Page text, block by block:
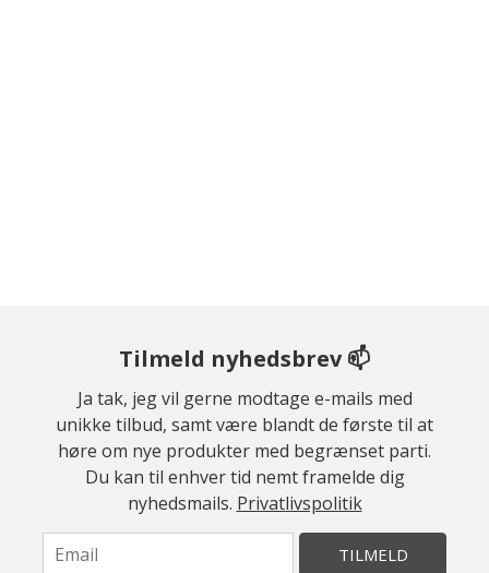
Tilmeld nyhedsbrev 📫
Ja tak, jeg vil gerne modtage e-mails med
unikke tilbud, samt være blandt de første til at
høre om nye produkter med begrænset parti.
Du kan til enhver tid nemt framelde dig
nyhedsmails. Privatlivspolitik
TILMELD